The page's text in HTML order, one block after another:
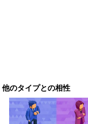
他のタイプとの相性